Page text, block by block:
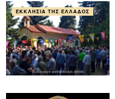
ΕΚΚΛΗΣΊΑ ΤΗΣ ΕΛΛΆΔΟΣ